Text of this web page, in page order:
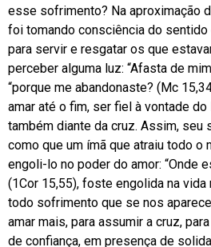
esse sofrimento? Na aproximação
foi tomando consciência do
para servir e resgatar os que
perceber alguma luz: “Afasta de
“porque me abandonaste? (Mc
amar até o fim, ser fiel à vontade do
também diante da cruz. Assim, seu
como que um ímã que atraiu todo o
engoli-lo no poder do amor: “Onde
(1Cor 15,55), foste engolida na vida
todo sofrimento que se nos
amar mais, para assumir a cruz,
de confiança, em presença de